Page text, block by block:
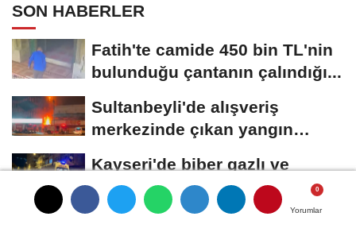
Yorumlar
Yorumlar
Yorumlar
SON HABERLER
Fatih'te camide 450 bin TL'nin
bulunduğu çantanın çalındığı...
Sultanbeyli'de alışveriş
merkezinde çıkan yangın
Kayseri'de biber gazlı ve
bıçaklı kavga: 1 ölü, 1 yaralı